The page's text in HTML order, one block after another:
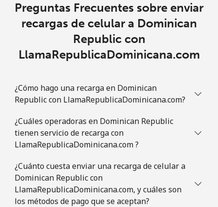
Preguntas Frecuentes sobre enviar
recargas de celular a Dominican
Republic con
LlamaRepublicaDominicana.com
¿Cómo hago una recarga en Dominican
Republic con LlamaRepublicaDominicana.com?
¿Cuáles operadoras en Dominican Republic
tienen servicio de recarga con
LlamaRepublicaDominicana.com ?
¿Cuánto cuesta enviar una recarga de celular a
Dominican Republic con
LlamaRepublicaDominicana.com, y cuáles son
los métodos de pago que se aceptan?